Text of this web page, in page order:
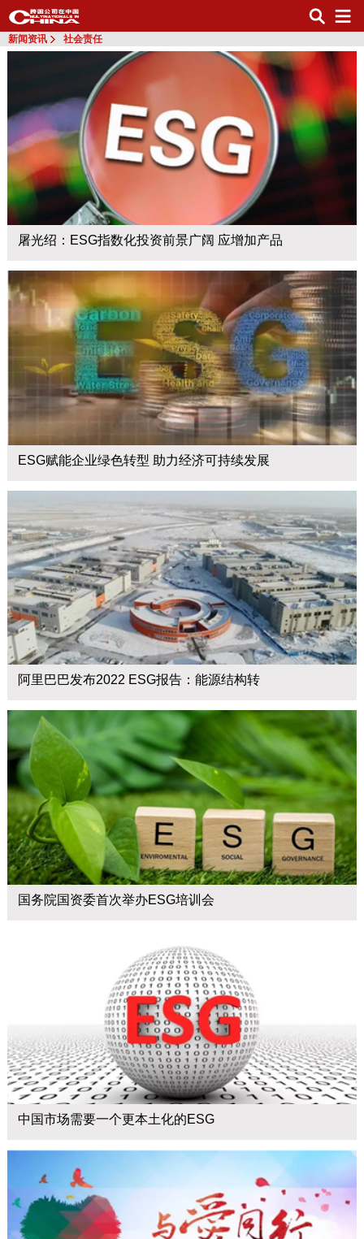
新闻资讯 社会责任
屠光绍：ESG指数化投资前景广阔 应增加产品
ESG赋能企业绿色转型 助力经济可持续发展
阿里巴巴发布2022 ESG报告：能源结构转
国务院国资委首次举办ESG培训会
中国市场需要一个更本土化的ESG